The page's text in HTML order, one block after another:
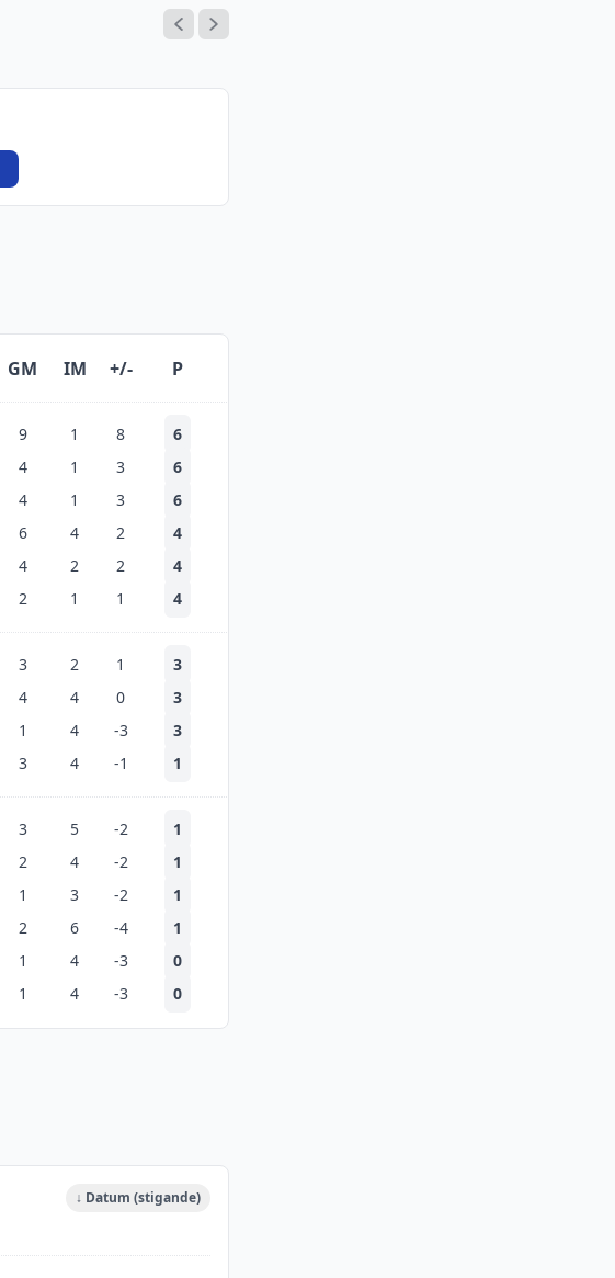
GM IM +/- P
9 1 8 6
4 1 3 6
4 1 3 6
6 4 2 4
4 2 2 4
2 1 1 4
3 2 1 3
4 4 0 3
1 4 -3 3
3 4 -1 1
3 5 -2 1
2 4 -2 1
1 3 -2 1
2 6 -4 1
1 4 -3 0
1 4 -3 0
↓ Datum (stigande)